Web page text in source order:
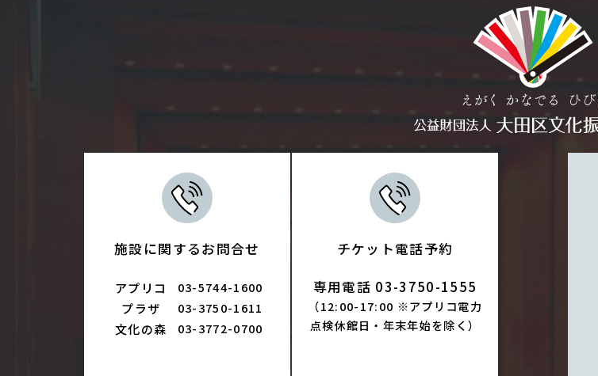
施設に関するお問合せ
アプリコ 03-5744-1600
プラザ 03-3750-1611
文化の森 03-3772-0700
チケット電話予約
専用電話 03-3750-1555
（12:00-17:00 ※アプリコ電力
点検休館日・年末年始を除く）